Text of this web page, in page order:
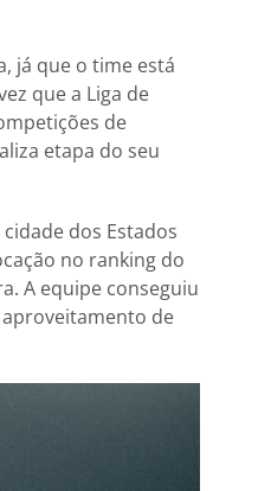
já que o time está
que a Liga de
de
etapa do seu
dos Estados
no ranking do
A equipe conseguiu
de